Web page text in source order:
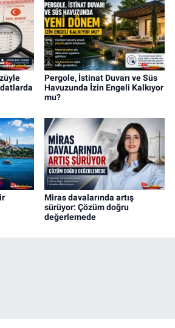
Pergole, İstinat Duvarı ve Süs
Havuzunda İzin Engeli Kalkıyor
mu?
Miras davalarında artış
sürüyor: Çözüm doğru
değerlemede